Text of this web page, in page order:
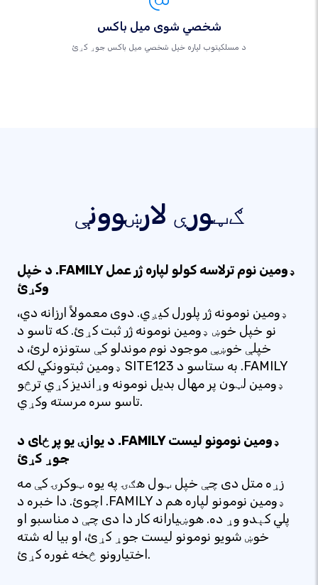
شخصي شوی میل باکس
د مسلکيتوب لپاره خپل شخصي میل باکس جوړ کړئ
ګټورې لارښوونې
د خپل .FAMILY ډومین نوم ترلاسه کولو لپاره ژر عمل
وکړئ
ډومین نومونه ژر پلورل کیږي. دوی معمولاً ارزانه دي،
نو خپل خوښ ډومین نومونه ژر ثبت کړئ. که تاسو د
خپلې خوښې موجود نوم موندلو کې ستونزه لرئ، د
ډومین ثبتوونکي لکه SITE123 به ستاسو د .FAMILY
ډومین لټون پر مهال بدیل نومونه وړاندیز کړي ترڅو
تاسو سره مرسته وکړي.
د یوازې یو پر ځای د .FAMILY ډومین نومونو لیست
جوړ کړئ
زړه متل دی چې خپل ټول هګۍ په یوه ټوکرۍ کې مه
اچوئ. دا خبره د .FAMILY ډومین نومونو لپاره هم د
پلي کېدو وړ ده. هوښیارانه کار دا دی چې د مناسبو او
خوښ شویو نومونو لیست جوړ کړئ، او بیا له شته
اختیارونو څخه غوره کړئ.